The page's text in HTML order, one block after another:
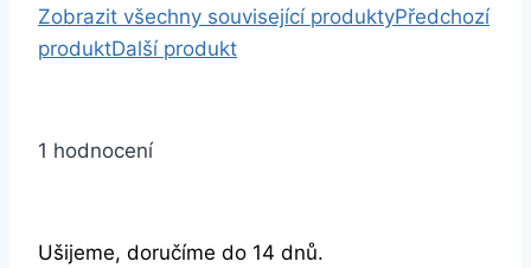
Zobrazit všechny související produktyPředchozí
produktDalší produkt
1 hodnocení
Ušijeme, doručíme do 14 dnů.